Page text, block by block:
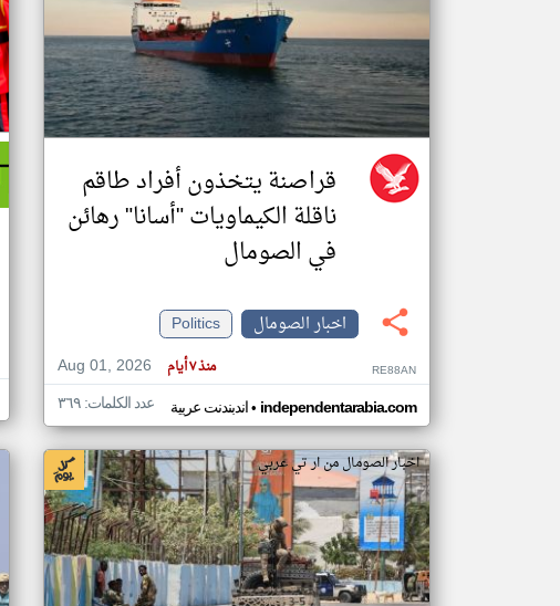
قراصنة يتخذون أفراد طاقم
ناقلة الكيماويات "أسانا" رهائن
في الصومال
اخبار الصومال
Politics
Aug 01, 2026
منذ ٧ أيام RE88AN
اندبندنت عربية• independentarabia.com عدد الكلمات: ٣٦٩
اخبار الصومال من ار تي عربي